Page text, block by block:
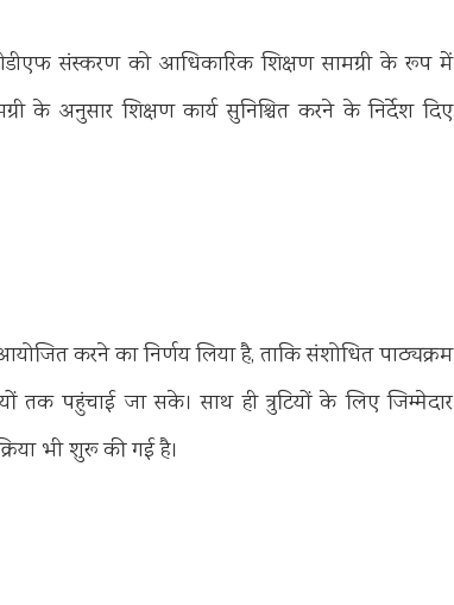
संस्करण को आधिकारिक शिक्षण सामग्री के रूप में
के अनुसार शिक्षण कार्य सुनिश्चित करने के निर्देश दिए
करने का निर्णय लिया है, ताकि संशोधित पाठ्यक्रम
तक पहुंचाई जा सके। साथ ही त्रुटियों के लिए जिम्मेदार
भी शुरू की गई है।